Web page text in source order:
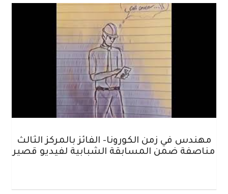
مهندس في زمن الكورونا- الفائز بالمركز الثالث
مناصفة ضمن المسابقة الشبابية لفيديو قصير